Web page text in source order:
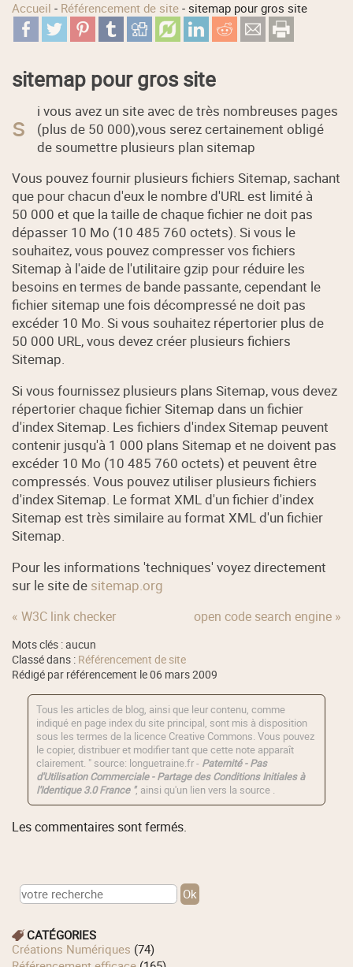
Accueil - Référencement de site -sitemap pour gros site
sitemap pour gros site
s
i vous avez un site avec de très nombreuses pages
(plus de 50 000),vous serez certainement obligé
de soumettre plusieurs plan sitemap
Vous pouvez fournir plusieurs fichiers Sitemap, sachant
que pour chacun d'eux le nombre d'URL est limité à
50 000 et que la taille de chaque fichier ne doit pas
dépasser 10 Mo (10 485 760 octets). Si vous le
souhaitez, vous pouvez compresser vos fichiers
Sitemap à l'aide de l'utilitaire gzip pour réduire les
besoins en termes de bande passante, cependant le
fichier sitemap une fois décompressé ne doit pas
excéder 10 Mo. Si vous souhaitez répertorier plus de
50 000 URL, vous devez créer plusieurs fichiers
Sitemap.
Si vous fournissez plusieurs plans Sitemap, vous devez
répertorier chaque fichier Sitemap dans un fichier
d'index Sitemap. Les fichiers d'index Sitemap peuvent
contenir jusqu'à 1 000 plans Sitemap et ne doivent pas
excéder 10 Mo (10 485 760 octets) et peuvent être
compressés. Vous pouvez utiliser plusieurs fichiers
d'index Sitemap. Le format XML d'un fichier d'index
Sitemap est très similaire au format XML d'un fichier
Sitemap.
Pour les informations 'techniques' voyez directement
sur le site de sitemap.org
« W3C link checker open code search engine »
Mots clés : aucun
Classé dans : Référencement de site
Rédigé par référencement le 06 mars 2009
Tous les articles de blog, ainsi que leur contenu, comme
indiqué en page index du site principal, sont mis à disposition
sous les termes de la licence Creative Commons. Vous pouvez
le copier, distribuer et modifier tant que cette note apparaît
clairement. " source: longuetraine.fr - Paternité - Pas
d'Utilisation Commerciale - Partage des Conditions Initiales à
l'Identique 3.0 France ", ainsi qu'un lien vers la source .
Les commentaires sont fermés.
CATÉGORIES
Créations Numériques (74)